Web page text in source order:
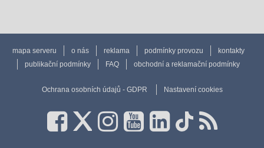
mapa serveru o nás reklama podmínky provozu
kontakty
publikační podmínky
FAQ obchodní a reklamační podmínky
Ochrana osobních údajů - GDPR Nastavení cookies